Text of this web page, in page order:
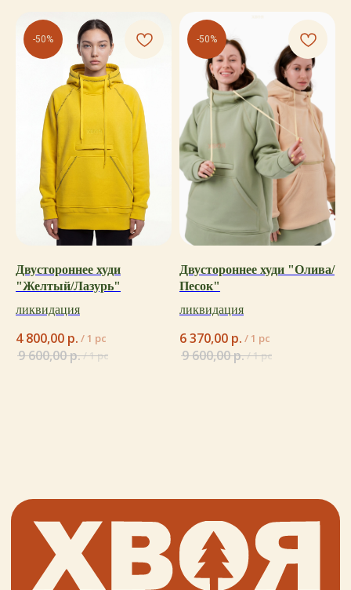
-50%
Двустороннее худи
"Желтый/Лазурь"
ликвидация
4 800,00 р. / 1 pc
9 600,00р./1 pc
-50%
Двустороннее худи "Олива/
Песок"
ликвидация
6 370,00 р. / 1 pc
9 600,00р./1 pc